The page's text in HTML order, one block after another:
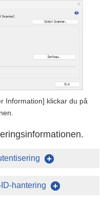
Information] klickar du på
hantering